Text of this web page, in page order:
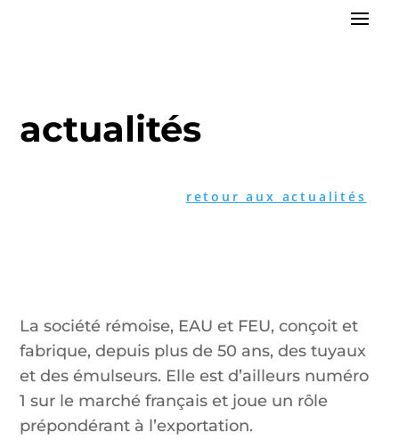
actualités
retour aux actualités
La société rémoise, EAU et FEU, conçoit et
fabrique, depuis plus de 50 ans, des tuyaux
et des émulseurs. Elle est d’ailleurs numéro
1 sur le marché français et joue un rôle
prépondérant à l’exportation.